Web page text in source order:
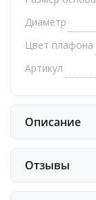
Диаметр
Цвет плафона
Артикул
Описание
Отзывы